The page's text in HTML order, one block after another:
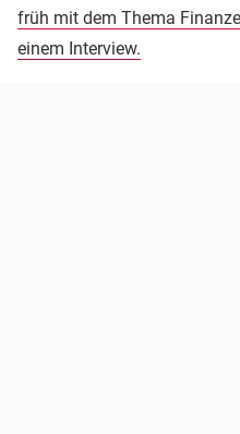
früh mit dem Thema
einem Interview.